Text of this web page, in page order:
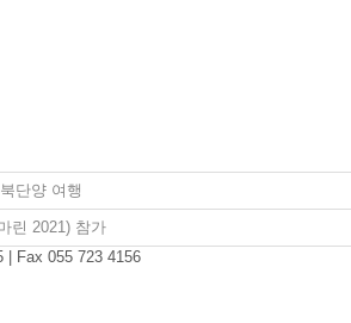
단양 여행
린 2021) 참가
Fax 055 723 4156